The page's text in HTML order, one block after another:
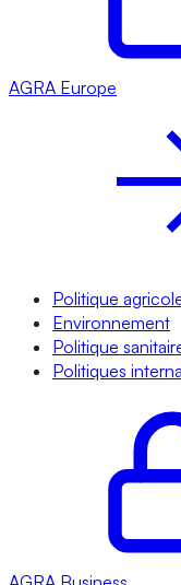
AGRA Europe
Politique
Environnement
Politique
Politiques